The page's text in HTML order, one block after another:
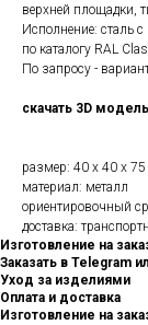
верхней площадки,
Исполнение: сталь
по каталогу RAL
По запросу -
скачать 3D модель
размер: 40 x 40 x
материал: металл
ориентировочный
доставка:
Изготовление на
Заказать в Telegram
Уход за изделиями
Оплата и доставка
Изготовление на